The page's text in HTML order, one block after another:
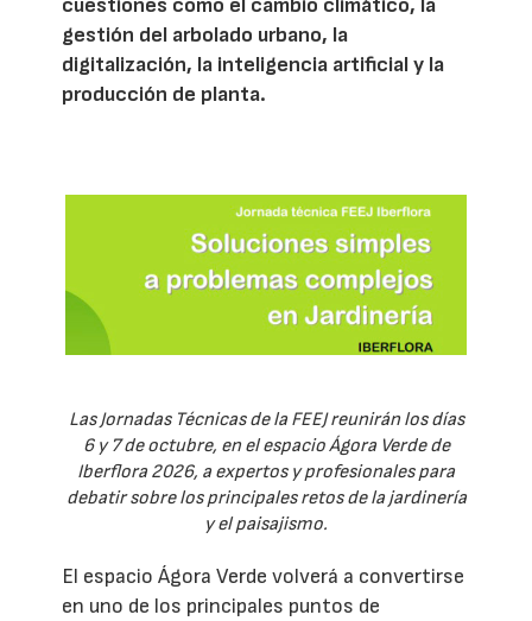
cuestiones como el cambio climático, la
gestión del arbolado urbano, la
digitalización, la inteligencia artificial y la
producción de planta.
Las Jornadas Técnicas de la FEEJ reunirán los días
6 y 7 de octubre, en el espacio Ágora Verde de
Iberflora 2026, a expertos y profesionales para
debatir sobre los principales retos de la jardinería
y el paisajismo.
El espacio Ágora Verde volverá a convertirse
en uno de los principales puntos de